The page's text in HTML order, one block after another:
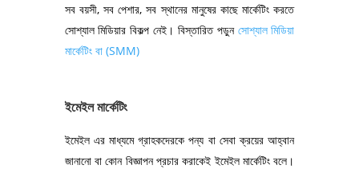
সব বয়সী, সব পেশার, সব স্থানের মানুষের কাছে মার্কেটিং করতে
সোশ্যাল মিডিয়ার বিকল্প নেই। বিস্তারিত পড়ুন সোশ্যাল মিডিয়া
মার্কেটিং বা (SMM)
ইমেইল মার্কেটিং
ইমেইল এর মাধ্যমে গ্রাহকদেরকে পন্য বা সেবা ক্রয়ের আহ্বান
জানানো বা কোন বিজ্ঞাপন প্রচার করাকেই ইমেইল মার্কেটিং বলে।